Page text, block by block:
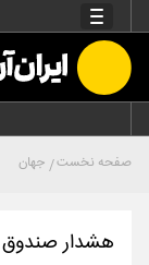
صفحه نخست جهان
هشدار صندوق